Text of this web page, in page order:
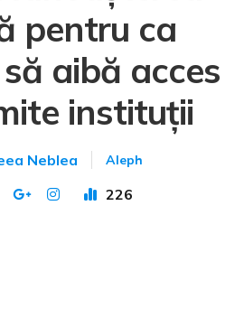
pentru ca
aibă acces
instituții
Neblea Aleph
226